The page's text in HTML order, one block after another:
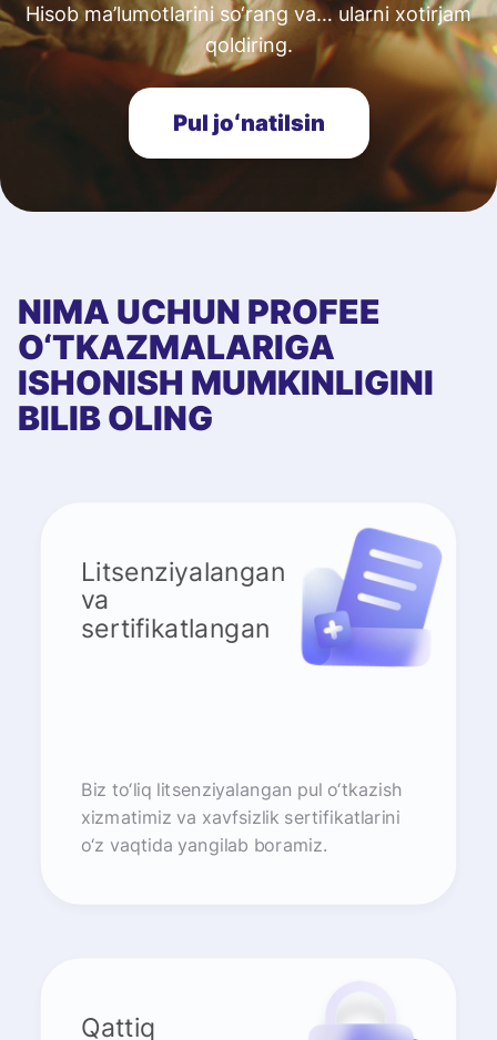
Hisob ma’lumotlarini so‘rang va… ularni xotirjam
qoldiring.
Pul joʻnatilsin
NIMA UCHUN PROFEE
O‘TKAZMALARIGA
ISHONISH MUMKINLIGINI
BILIB OLING
Litsenziyalangan
va
sertifikatlangan
Biz to‘liq litsenziyalangan pul o‘tkazish
xizmatimiz va xavfsizlik sertifikatlarini
o‘z vaqtida yangilab boramiz.
Qattiq